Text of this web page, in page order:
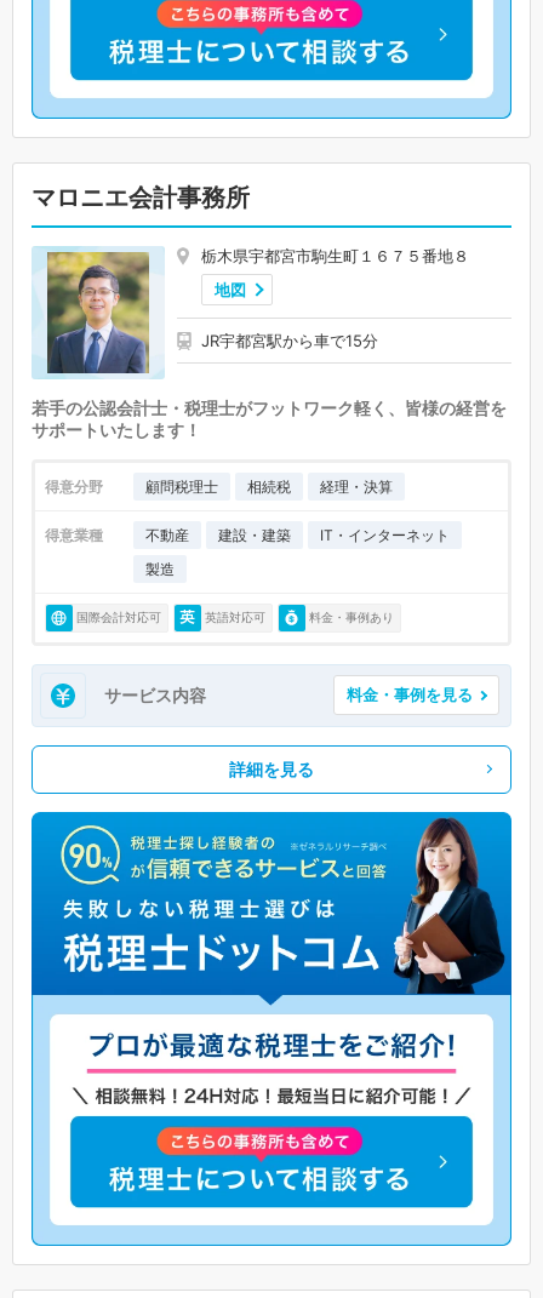
マロニエ会計事務所
栃木県宇都宮市駒生町１６７５番地８
地図
JR宇都宮駅から車で15分
若手の公認会計士・税理士がフットワーク軽く、皆様の経営を
サポートいたします！
得意分野 顧問税理士 相続税 経理・決算
得意業種 不動産 建設・建築
IT・インターネット
製造
国際会計対応可 英語対応可 料金・事例あり
サービス内容 料金・事例を見る
詳細を見る